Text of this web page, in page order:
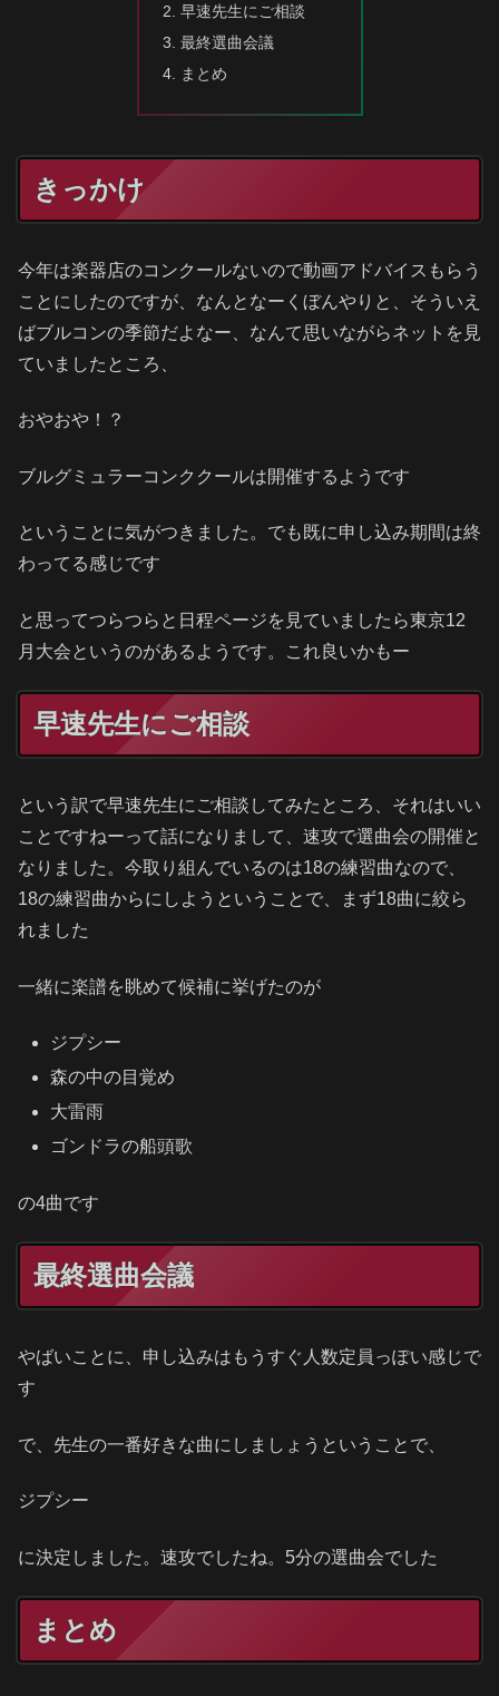
早速先生にご相談
最終選曲会議
まとめ
きっかけ
今年は楽器店のコンクールないので動画アドバイスもらう
ことにしたのですが、なんとなーくぼんやりと、そういえ
ばブルコンの季節だよなー、なんて思いながらネットを見
ていましたところ、
おやおや！？
ブルグミュラーコンククールは開催するようです
ということに気がつきました。でも既に申し込み期間は終
わってる感じです
と思ってつらつらと日程ページを見ていましたら東京12
月大会というのがあるようです。これ良いかもー
早速先生にご相談
という訳で早速先生にご相談してみたところ、それはいい
ことですねーって話になりまして、速攻で選曲会の開催と
なりました。今取り組んでいるのは18の練習曲なので、
18の練習曲からにしようということで、まず18曲に絞ら
れました
一緒に楽譜を眺めて候補に挙げたのが
ジプシー
森の中の目覚め
大雷雨
ゴンドラの船頭歌
の4曲です
最終選曲会議
やばいことに、申し込みはもうすぐ人数定員っぽい感じで
す
で、先生の一番好きな曲にしましょうということで、
ジプシー
に決定しました。速攻でしたね。5分の選曲会でした
まとめ